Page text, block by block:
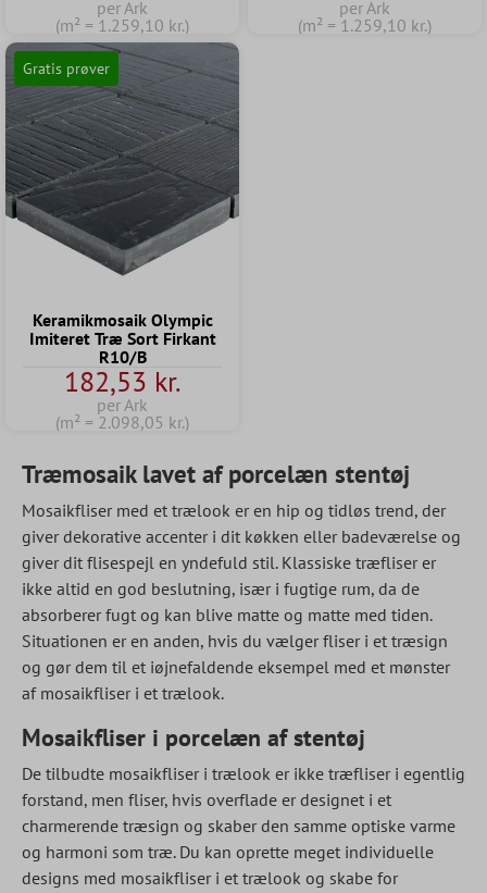
per Ark
(m² = 1.259,10 kr.)
per Ark
(m² = 1.259,10 kr.)
Gratis prøver
Keramikmosaik Olympic
Imiteret Træ Sort Firkant
R10/B
182,53 kr.
per Ark
(m² = 2.098,05 kr.)
Træmosaik lavet af porcelæn stentøj
Mosaikfliser med et trælook er en hip og tidløs trend, der
giver dekorative accenter i dit køkken eller badeværelse og
giver dit flisespejl en yndefuld stil. Klassiske træfliser er
ikke altid en god beslutning, især i fugtige rum, da de
absorberer fugt og kan blive matte og matte med tiden.
Situationen er en anden, hvis du vælger fliser i et træsign
og gør dem til et iøjnefaldende eksempel med et mønster
af mosaikfliser i et trælook.
Mosaikfliser i porcelæn af stentøj
De tilbudte mosaikfliser i trælook er ikke træfliser i egentlig
forstand, men fliser, hvis overflade er designet i et
charmerende træsign og skaber den samme optiske varme
og harmoni som træ. Du kan oprette meget individuelle
designs med mosaikfliser i et trælook og skabe for